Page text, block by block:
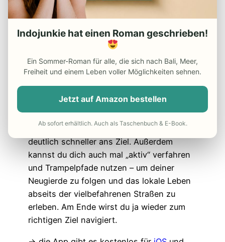
funktioniert meist sehr gut. Wer mit dem
Roller unterwegs ist, kann sich zum
Beispiel einen Ohrstöpsel unter dem Helm
ins Ohr packen, um sich dann mittels Ton
Besonders praktisch an Google Maps :
mit dem Internet verbunden bist, zeigt dir
die App bei drohendem Stau Alternativ-
Routen an. Mit denen kommst du mitunter
deutlich schneller ans Ziel. Außerdem
kannst du dich auch mal „aktiv“ verfahren
und Trampelpfade nutzen – um deiner
Neugierde zu folgen und das lokale Leben
abseits der vielbefahrenen Straßen zu
erleben. Am Ende wirst du ja wieder zum
richtigen Ziel navigiert.
Indojunkie hat einen Roman geschrieben!
Ein Sommer-Roman für alle, die sich nach Bali, Meer,
Freiheit und einem Leben voller Möglichkeiten sehnen.
Jetzt auf Amazon bestellen
Ab sofort erhältlich. Auch als Taschenbuch & E-Book.